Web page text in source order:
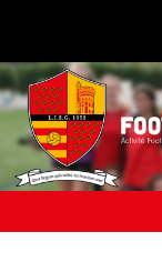
contenu